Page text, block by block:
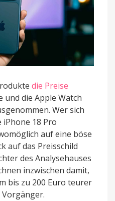
die Preise
und die Apple Watch
Wer sich
18 Pro
auf eine böse
auf das Preisschild
des Analysehauses
inzwischen damit,
bis zu 200 Euro teurer